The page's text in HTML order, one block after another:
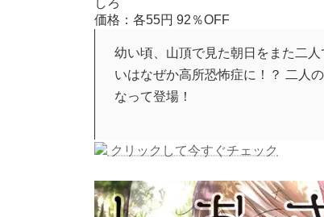
しろ
価格：各55円 92％OFF
幼い頃、山頂で見た朝日をまた二
いはなぜか高所恐怖症に！？ 二人
なって登場！
クリックして今すぐチェック